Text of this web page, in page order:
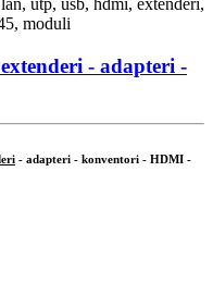
- adapteri -
- adapteri - konventori - HDMI -